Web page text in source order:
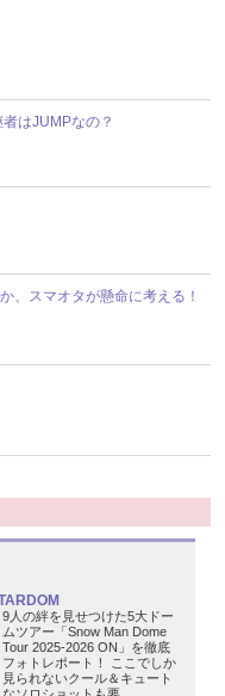
はJUMPなの？
、スマオタが懸命に考える！
9人の絆を見せつけた5大ドー
ムツアー「Snow Man Dome
Tour 2025-2026 ON」を徹底
フォトレポート！ ここでしか
見られないクール＆キュート